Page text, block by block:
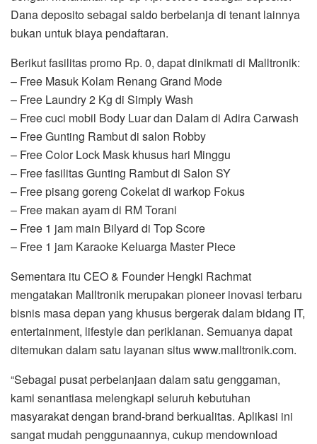
Dana deposito sebagai saldo berbelanja di tenant lainnya
bukan untuk biaya pendaftaran.
Berikut fasilitas promo Rp. 0, dapat dinikmati di Malltronik:
– Free Masuk Kolam Renang Grand Mode
– Free Laundry 2 Kg di Simply Wash
– Free cuci mobil Body Luar dan Dalam di Adira Carwash
– Free Gunting Rambut di salon Robby
– Free Color Lock Mask khusus hari Minggu
– Free fasilitas Gunting Rambut di Salon SY
– Free pisang goreng Cokelat di warkop Fokus
– Free makan ayam di RM Torani
– Free 1 jam main Bilyard di Top Score
– Free 1 jam Karaoke Keluarga Master Piece
Sementara itu CEO & Founder Hengki Rachmat
mengatakan Malltronik merupakan pioneer inovasi terbaru
bisnis masa depan yang khusus bergerak dalam bidang IT,
entertainment, lifestyle dan periklanan. Semuanya dapat
ditemukan dalam satu layanan situs www.malltronik.com.
“Sebagai pusat perbelanjaan dalam satu genggaman,
kami senantiasa melengkapi seluruh kebutuhan
masyarakat dengan brand-brand berkualitas. Aplikasi ini
sangat mudah penggunaannya, cukup mendownload